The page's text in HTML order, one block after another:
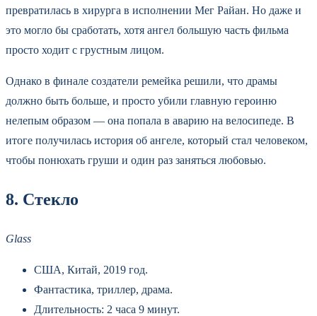
превратилась в хирурга в исполнении Мег Райан. Но даже и
это могло бы сработать, хотя ангел большую часть фильма
просто ходит с грустным лицом.
Однако в финале создатели ремейка решили, что драмы
должно быть больше, и просто убили главную героиню
нелепым образом — она попала в аварию на велосипеде. В
итоге получилась история об ангеле, который стал человеком,
чтобы понюхать груши и один раз заняться любовью.
8. Стекло
Glass
США, Китай, 2019 год.
Фантастика, триллер, драма.
Длительность: 2 часа 9 минут.